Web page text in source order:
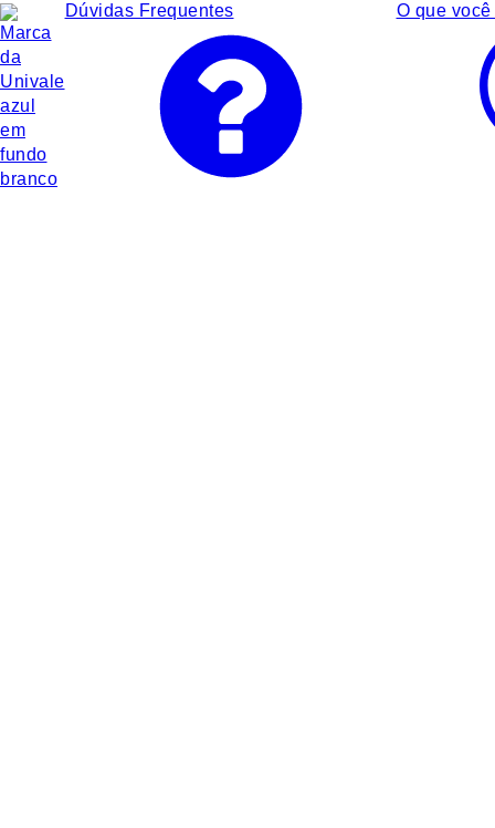
Dúvidas Frequentes O que